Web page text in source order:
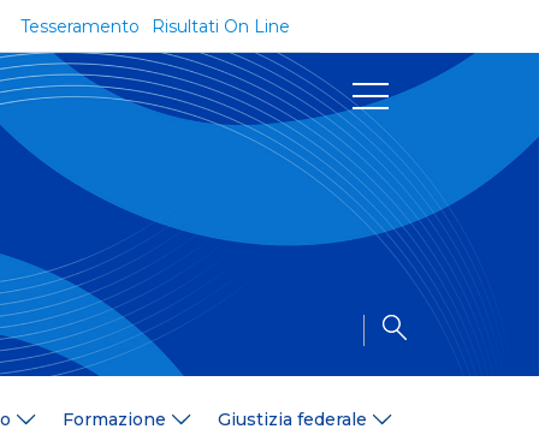
Risultati On Line
Tesseramento
Formazione Giustizia federale
Documenti
Regolamenti e Codici
Delibere
Amministrazione Trasparente